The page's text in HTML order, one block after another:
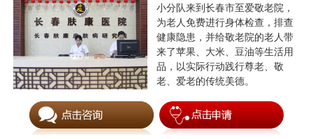
小分队来到长春市至爱敬老院，
为老人免费进行身体检查，排查
健康隐患，并给敬老院的老人带
来了苹果、大米、豆油等生活用
品，以实际行动践行尊老、敬
老、爱老的传统美德。